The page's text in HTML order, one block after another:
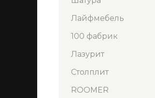
Лайфмебель
100 фабрик
Лазурит
Столплит
ROOMER